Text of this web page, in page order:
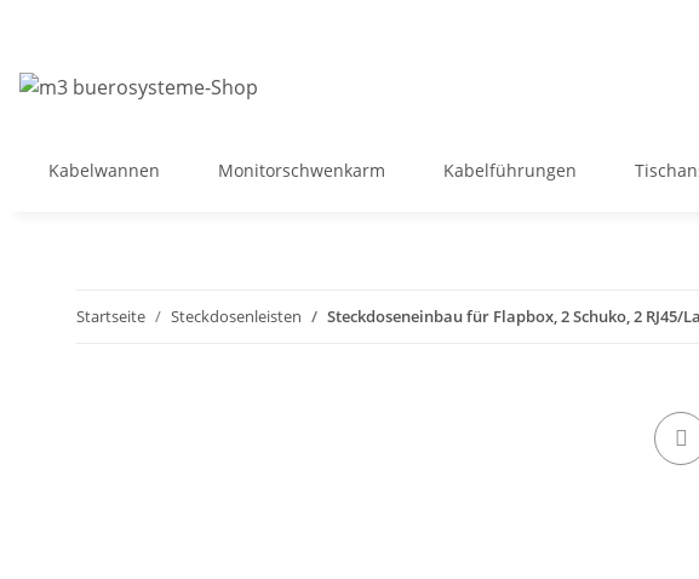
Kabelwannen Monitorschwenkarm Kabelführungen
Startseite Steckdosenleisten Steckdoseneinbau für Flapbox, 2 Schuko, 2 RJ45/